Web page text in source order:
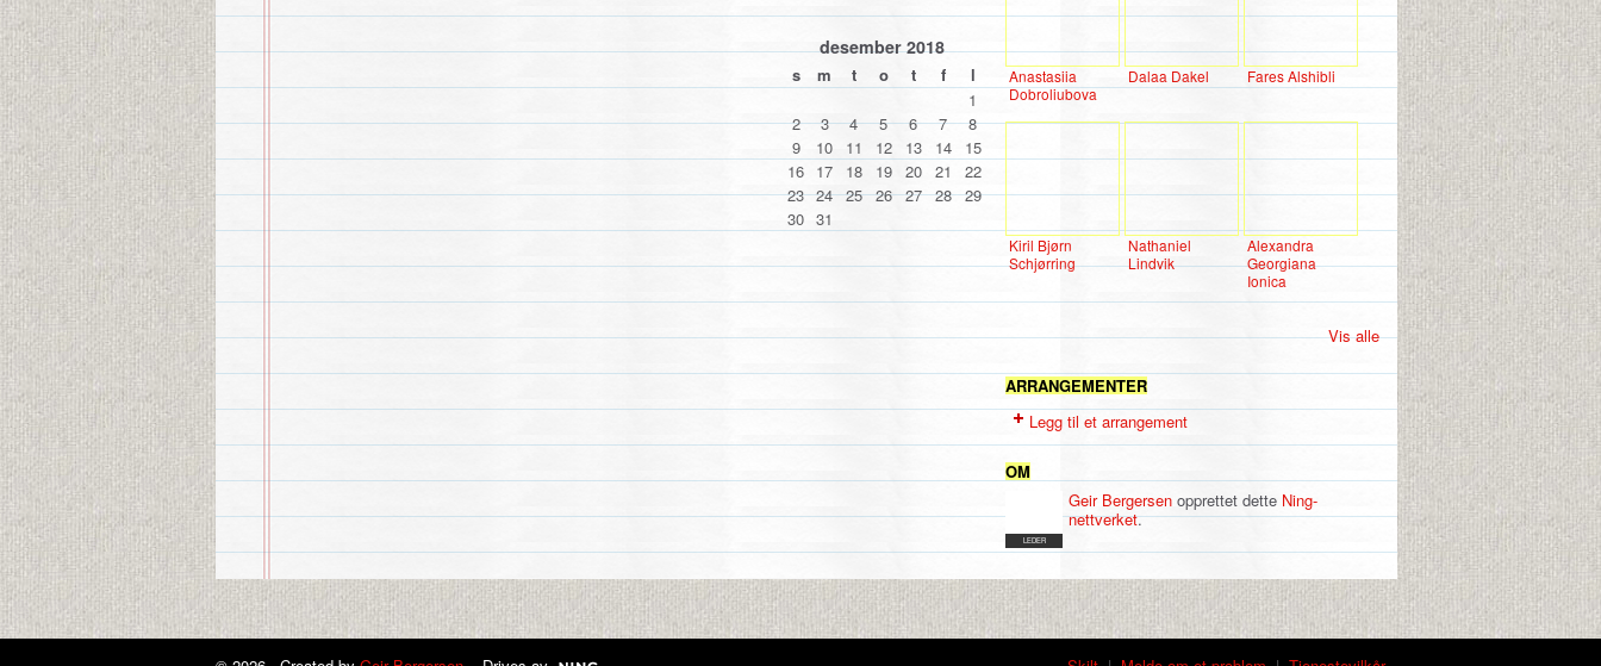
desember 2018
s m t o t f
l
1
2
3 4 5 6 7
8
9
10 11 12 13 14
15
16 17 18 19 20 21
22
23 24 25 26 27 28 29
30 31
Anastasiia
Dobroliubova
Dalaa Dakel Fares Alshibli
Kiril Bjørn
Schjørring
Nathaniel
Lindvik
Alexandra
Georgiana
Ionica
Vis alle
ARRANGEMENTER
Legg til et arrangement
OM
LEDER
Geir Bergersen opprettet dette Ning-
nettverket.